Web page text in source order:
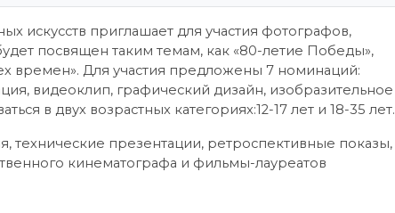
искусств приглашает для участия фотографов,
посвящен таким темам, как «80-летие Победы»,
времен». Для участия предложены 7 номинаций:
видеоклип, графический дизайн, изобразительное
в двух возрастных категориях:12-17 лет и 18-35 лет.
технические презентации, ретроспективные показы,
кинематографа и фильмы-лауреатов